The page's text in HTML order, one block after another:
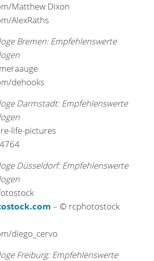
Matthew Dixon
AlexRaths
Bremen: Empfehlenswerte
dehooks
Darmstadt: Empfehlenswerte
life-pictures
Düsseldorf: Empfehlenswerte
– © rcphotostock
diego_cervo
Freiburg: Empfehlenswerte